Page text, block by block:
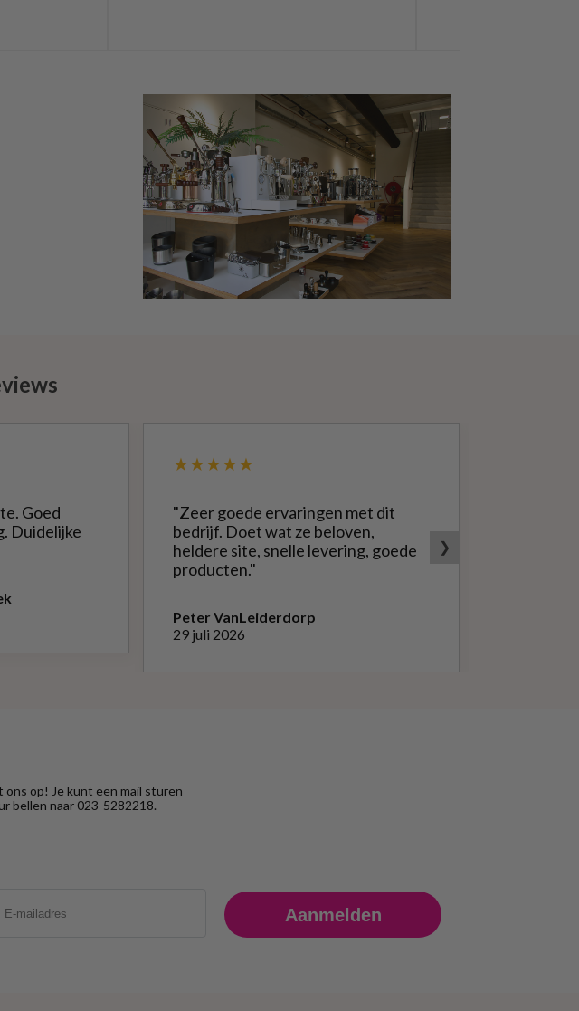
Goed
Duidelijke
★★★★★
"Zeer goede ervaringen met dit
bedrijf. Doet wat ze beloven,
heldere site, snelle levering, goede
producten."
Peter VanLeiderdorp
29 juli 2026
❯
op! Je kunt een mail sturen
bellen naar 023-5282218.
Aanmelden